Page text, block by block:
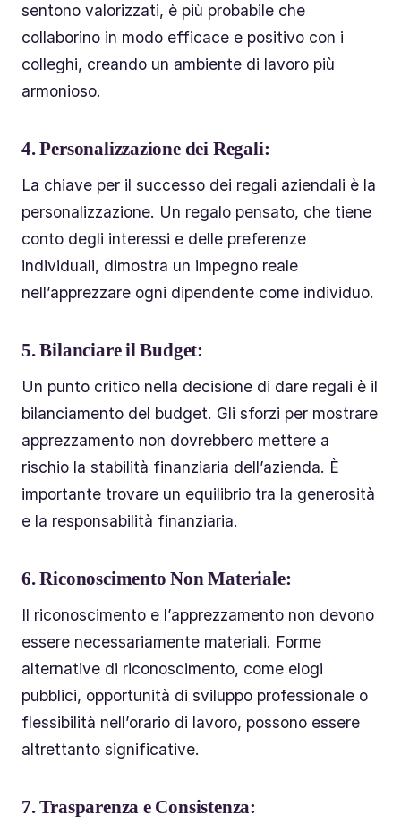
sentono valorizzati, è più probabile che
collaborino in modo efficace e positivo con i
colleghi, creando un ambiente di lavoro più
armonioso.
4.Personalizzazione dei Regali:
La chiave per il successo dei regali aziendali è la
personalizzazione. Un regalo pensato, che tiene
conto degli interessi e delle preferenze
individuali, dimostra un impegno reale
nell’apprezzare ogni dipendente come individuo.
5.Bilanciare il Budget:
Un punto critico nella decisione di dare regali è il
bilanciamento del budget. Gli sforzi per mostrare
apprezzamento non dovrebbero mettere a
rischio la stabilità finanziaria dell’azienda. È
importante trovare un equilibrio tra la generosità
e la responsabilità finanziaria.
6.Riconoscimento Non Materiale:
Il riconoscimento e l’apprezzamento non devono
essere necessariamente materiali. Forme
alternative di riconoscimento, come elogi
pubblici, opportunità di sviluppo professionale o
flessibilità nell’orario di lavoro, possono essere
altrettanto significative.
7.Trasparenza e Consistenza: